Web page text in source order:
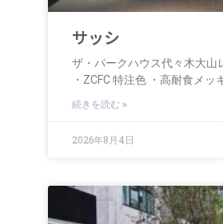
サッシ
ザ・パークハウス代々木大山
・ZCFC 特注色 ・高耐食メッ
続きを読む »
2026年8月4日